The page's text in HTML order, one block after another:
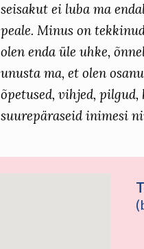
seisakut ei luba ma
peale. Minus on
olen enda üle uhke,
unusta ma, et olen
õpetused, vihjed,
suurepäraseid inimesi